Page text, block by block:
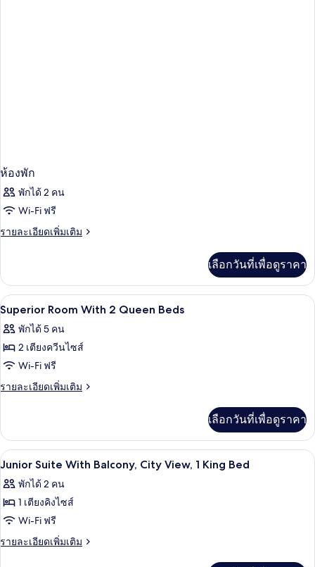
ห้องพัก
พักได้ 2 คน
Wi-Fi ฟรี
รายละเอียดเพิ่มเติม
ราย
เกี่ยว
กับ
ห้อง
เลือกวันที่เพื่อดูราคา
เปิด
ภาพถ่าย
ทั้งหมด
ของ
Superior
2
Queen
Beds
ตู้นิรภัยในห้องพัก, โต๊ะทำงาน, เตารีด/
5
Superior Room With 2 Queen Beds
พักได้ 5 คน
2 เตียงควีนไซส์
Wi-Fi ฟรี
รายละเอียดเพิ่มเติม
ราย
เกี่ยว
กับ
Superior
With
2
Beds
เลือกวันที่เพื่อดูราคา
เปิด
ภาพถ่าย
ทั้งหมด
ของ
Junior
ตู้นิรภัยในห้องพัก, โต๊ะทำงาน, เตารีด/
4
Junior Suite With Balcony, City View, 1 King Bed
พักได้ 2 คน
1 เตียงคิงไซส์
Wi-Fi ฟรี
รายละเอียดเพิ่มเติม
ราย